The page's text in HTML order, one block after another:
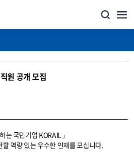
원 공개 모집
는 국민기업 KORAIL」
역량 있는 우수한 인재를 모십니다.